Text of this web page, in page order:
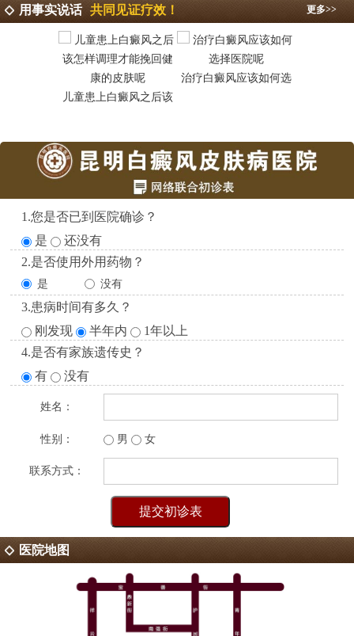
更多>>
用事实说话 共同见证疗效！
儿童患上白癜风之后该
治疗白癜风应该如何选
1.您是否已到医院确诊？
是
还没有
2.是否使用外用药物？
是 没有
3.患病时间有多久？
刚发现
半年内
1年以上
4.是否有家族遗传史？
有
没有
姓名：
性别： 男 女
联系方式：
医院地图